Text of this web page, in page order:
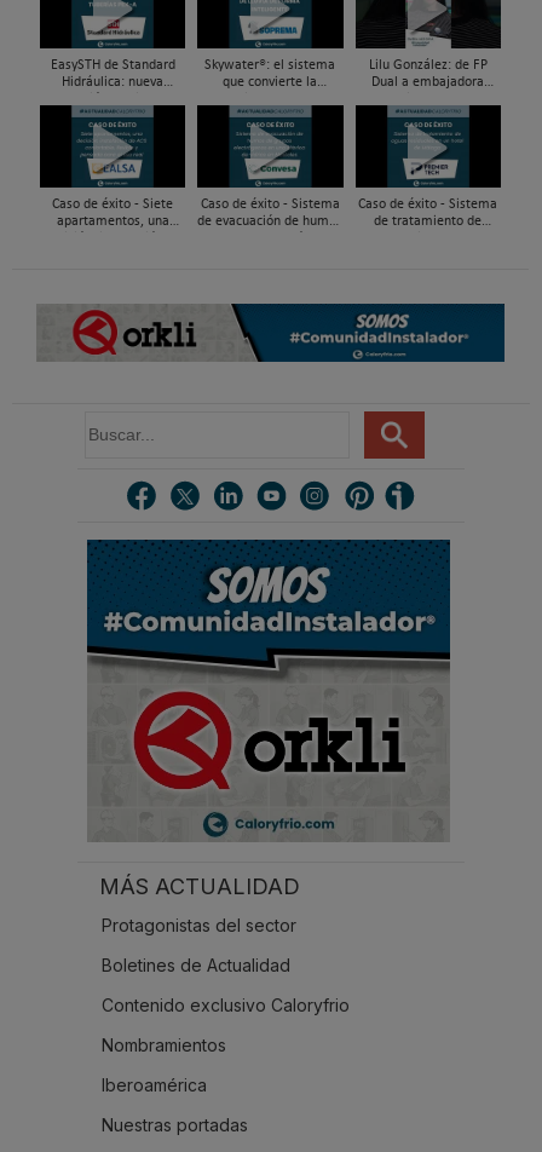
EasySTH de Standard
Hidráulica: nueva
de expansión para
tuberías PEX
Skywater®: el sistema
que convierte la
infraestructura activa de
gestión del agua...
Lilu González: de FP
Dual a embajadora
| Mecatrónica Industrial
Caso de éxito - Siete
apartamentos, una
Caso de éxito - Sistema
de evacuación de humos
Caso de éxito - Sistema
de tratamiento de
u
r
.
MÁS ACTUALIDAD
Protagonistas del sector
Boletines de Actualidad
Contenido exclusivo Caloryfrio
Nombramientos
Iberoamérica
Nuestras portadas